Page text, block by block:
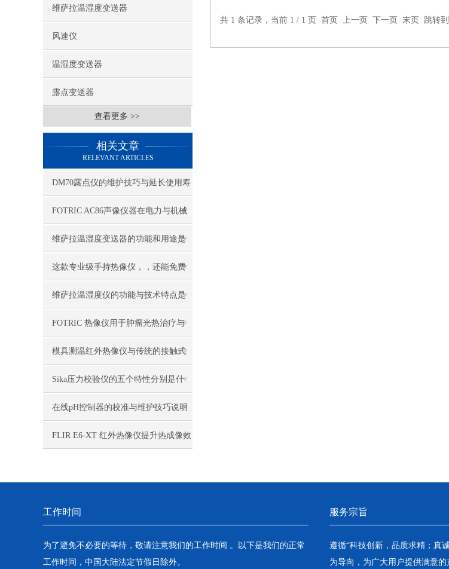
维萨拉温湿度变送器
风速仪
温湿度变送器
露点变送器
查看更多 >>
相关文章
RELEVANT ARTICLES
DM70露点仪的维护技巧与延长使用寿
命的方法
FOTRIC AC86声像仪器在电力与机械
设备中的应用
维萨拉温湿度变送器的功能和用途是
什么
这款专业级手持热像仪，，还能免费
试用？
维萨拉温湿度仪的功能与技术特点是
怎样的
FOTRIC 热像仪用于肿瘤光热治疗与
材料研究
模具测温红外热像仪与传统的接触式
测温相比有哪些优点？
Sika压力校验仪的五个特性分别是什
么？
在线pH控制器的校准与维护技巧说明
FLIR E6-XT 红外热像仪提升热成像效
共 1 条记录，当前 1 / 1 页 首页 上一页 下一页 末页 跳转
工作时间
为了避免不必要的等待，敬请注意我们的工作时间 。以下是我们的正常
工作时间，中国大陆法定节假日除外。
服务宗旨
遵循“科技创新，品质求精；真
为导向，为广大用户提供满意的